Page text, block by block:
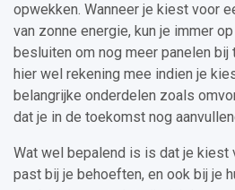
opwekken. Wanneer je kiest voor
van zonne energie, kun je immer
besluiten om nog meer panelen bij
hier wel rekening mee indien je
belangrijke onderdelen zoals
dat je in de toekomst nog
Wat wel bepalend is is dat je kiest
past bij je behoeften, en ook bij je